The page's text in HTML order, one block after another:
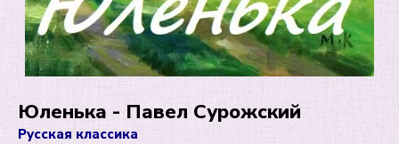
Юленька - Павел Сурожский
Русская классика